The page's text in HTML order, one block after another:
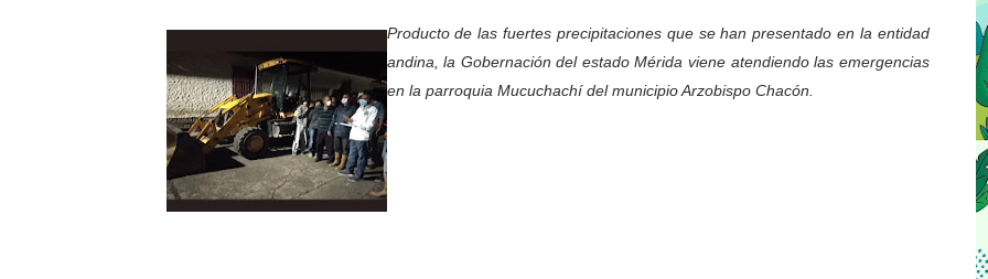
Gobierno bolivariano avanza en la transformación del hospital Sor Juana Inés
Niños merideños aprenden sobre gaita de tambora con Fundecem
Hospital universitario muestra sus avances en visita del Consejo Legislativo
Instituto Nacional de Nutrición celebra Semana Internacional de la Lactancia Materna
Producto de las fuertes precipitaciones que se han presentado en la entidad
andina, la Gobernación del estado Mérida viene atendiendo las emergencias
en la parroquia Mucuchachí del municipio Arzobispo Chacón.